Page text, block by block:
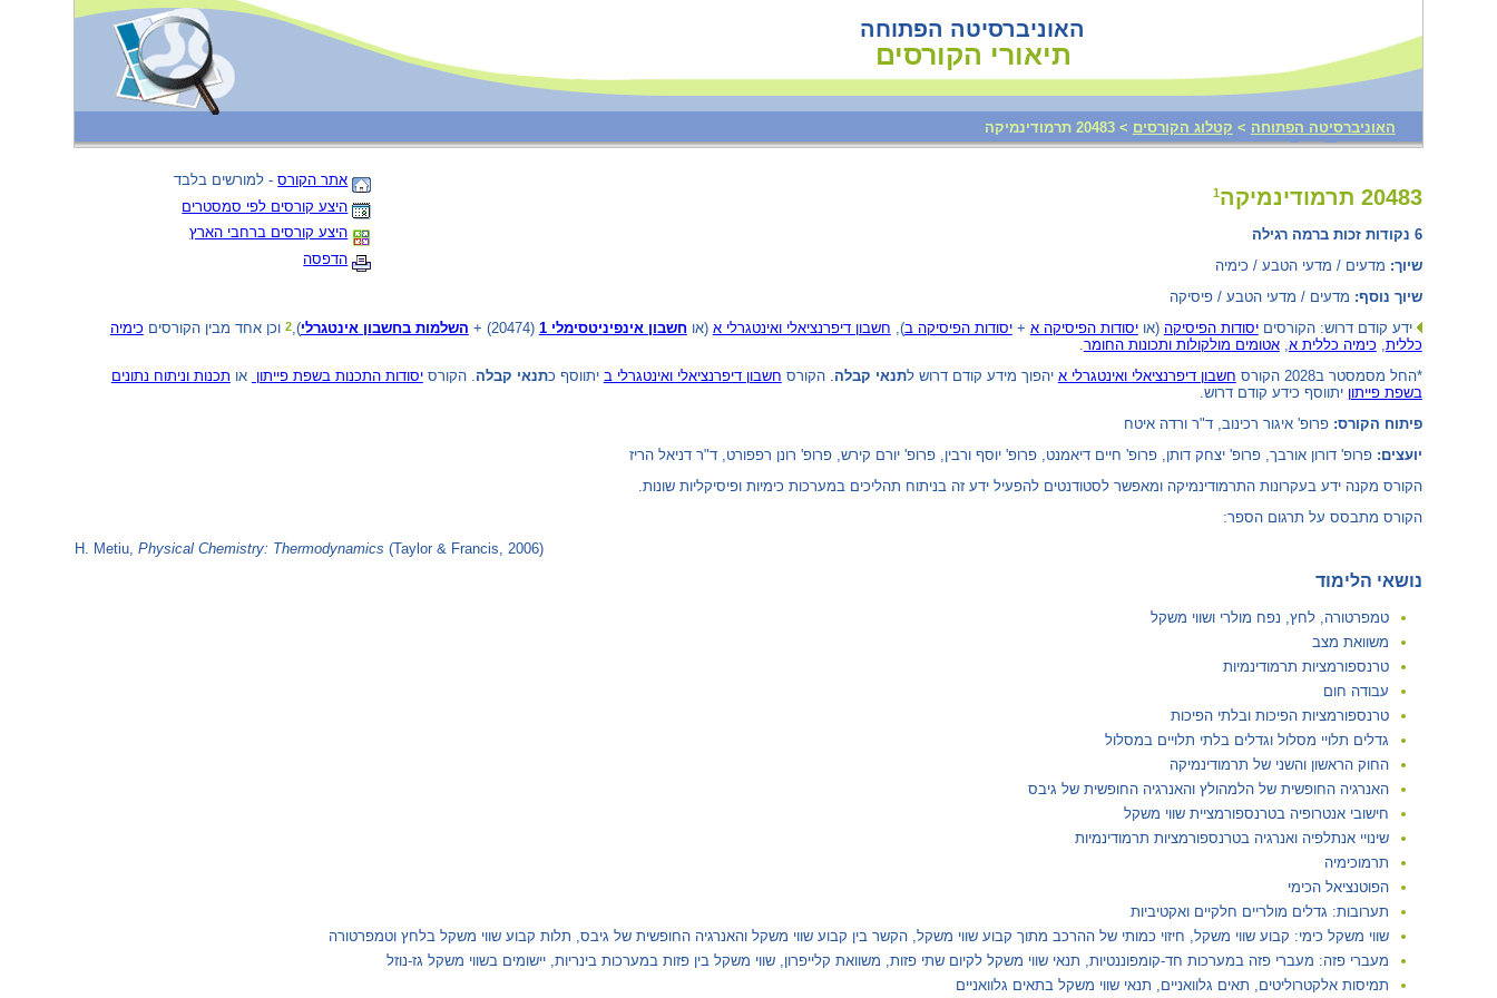
האוניברסיטה הפתוחה
תיאורי הקורסים
האוניברסיטה הפתוחה > קטלוג הקורסים >‫20483 תרמודינמיקה‬
אתר הקורס- למורשים בלבד
היצע קורסים לפי סמסטרים
היצע קורסים ברחבי הארץ
הדפסה
20483 תרמודינמיקה‏ 1
6 נקודות זכות ברמה רגילה
שיוך: מדעים / מדעי הטבע / כימיה
שיוך נוסף: מדעים / מדעי הטבע / פיסיקה
ידע קודם דרוש: הקורסיםיסודות הפיסיקה (‏ אויסודות הפיסיקה א +יסודות הפיסיקה ב
‎)‏, חשבון דיפרנציאלי ואינטגרלי א (‏ או חשבון אינפיניטסימלי 1 (‏ 20474‎)‏ + השלמות בחשבון אינטגרלי
‎)‏,
2 וכן אחד מבין הקורסים כימיה
כללית כימיה כללית א ,אטומים מולקולות ותכונות החומר
*החל מסמסטר ב2028 הקורס
חשבון דיפרנציאלי ואינטגרלי א יהפוך מידע קודם דרוש לתנאי קבלה . הקורס חשבון דיפרנציאלי ואינטגרלי ב יתווסף כתנאי קבלה . הקורסיסודות התכנות בשפת פייתון ‏ ‏ או תכנות וניתוח נתונים
בשפת פייתון‏ יתווסף כידע קודם דרוש.
פיתוח הקורס: פרופ' איגור רכינוב, ד"ר ורדה איטח
יועצים:פרופ' דורון אורבך, פרופ' יצחק דותן, פרופ' חיים דיאמנט, פרופ' יוסף ורבין, פרופ' יורם קירש, פרופ' רונן רפפורט, ד"ר דניאל הריז
הקורס מקנה ידע בעקרונות התרמודינמיקה ומאפשר לסטודנטים להפעיל ידע זה בניתוח תהליכים במערכות כימיות ופיסיקליות שונות.
הקורס מתבסס על תרגום הספר:
H. Metiu,Physical Chemistry: Thermodynamics
נושאי הלימוד
טמפרטורה, לחץ, נפח מולרי ושווי משקל
משוואת מצב
טרנספורמציות תרמודינמיות
עבודה חום
טרנספורמציות הפיכות ובלתי הפיכות
גדלים תלויי מסלול וגדלים בלתי תלויים במסלול
החוק הראשון והשני של תרמודינמיקה
האנרגיה החופשית של הלמהולץ והאנרגיה החופשית של גיבס
חישובי אנטרופיה בטרנספורמציית שווי משקל
שינויי אנתלפיה ואנרגיה בטרנספורמציות תרמודינמיות
תרמוכימיה
הפוטנציאל הכימי
תערובות: גדלים מולריים חלקיים ואקטיביות
שווי משקל כימי: קבוע שווי משקל, חיזוי כמותי של ההרכב מתוך קבוע שווי משקל, הקשר בין קבוע שווי משקל והאנרגיה החופשית של גיבס, תלות קבוע שווי משקל בלחץ וטמפרטורה
מעברי פזה: מעברי פזה במערכות חד-קומפוננטיות, תנאי שווי משקל לקיום שתי פזות, משוואת קלייפרון, שווי משקל בין פזות במערכות בינריות, יישומים בשווי משקל גז-נוזל
תמיסות אלקטרוליטים, תאים גלוואניים, תנאי שווי משקל בתאים גלוואניים